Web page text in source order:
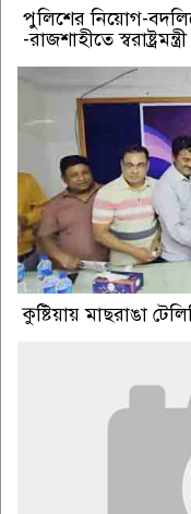
পুলিশের নিয়োগ-
-রাজশাহীতে স্বরাষ্ট্রমন্ত্রী
কুষ্টিয়ায় মাছরাঙা